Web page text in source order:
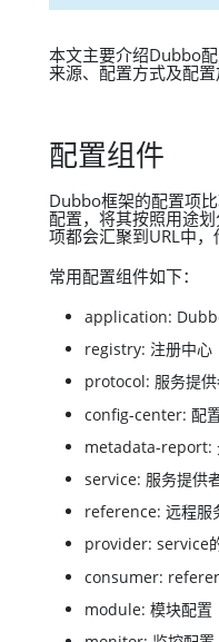
本文主要介绍Dubbo
来源、配置方式及配置
配置组件
Dubbo框架的配置项
配置，将其按照用途
项都会汇聚到URL中，
常用配置组件如下：
application:
registry: 注册中心
protocol: 服务提供
config-center: 配
metadata-report:
service: 服务提供
reference: 远程服
provider: service
consumer:
module: 模块配置